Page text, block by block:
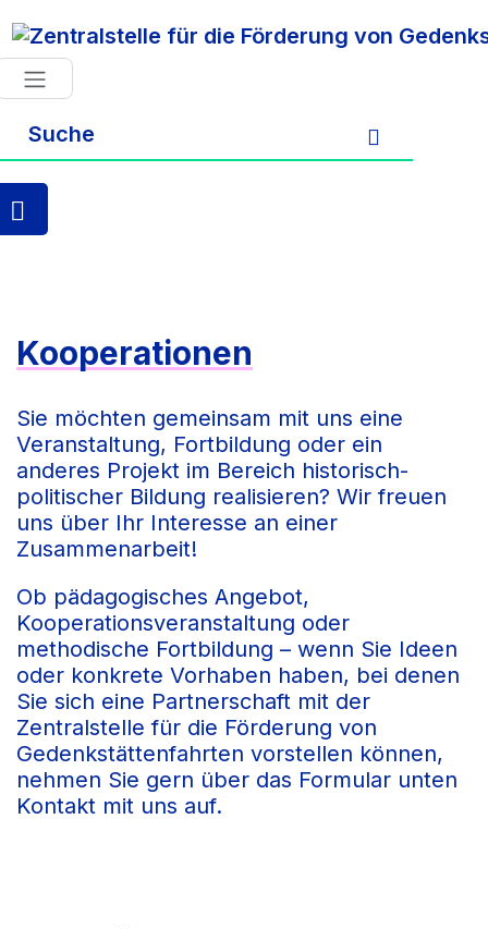
Kooperationen
Sie möchten gemeinsam mit uns eine
Veranstaltung, Fortbildung oder ein
anderes Projekt im Bereich historisch-
politischer Bildung realisieren? Wir freuen
uns über Ihr Interesse an einer
Zusammenarbeit!
Ob pädagogisches Angebot,
Kooperationsveranstaltung oder
methodische Fortbildung – wenn Sie Ideen
oder konkrete Vorhaben haben, bei denen
Sie sich eine Partnerschaft mit der
Zentralstelle für die Förderung von
Gedenkstättenfahrten vorstellen können,
nehmen Sie gern über das Formular unten
Kontakt mit uns auf.